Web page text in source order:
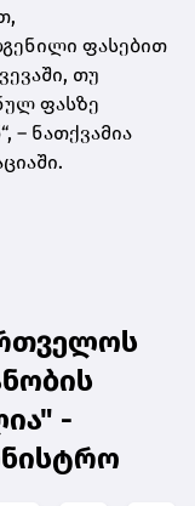
ფასებით
თუ
ფასზე
– ნათქვამია
-